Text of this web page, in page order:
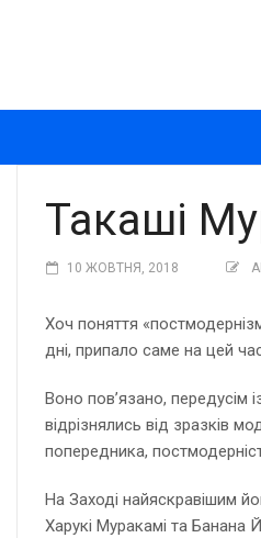
Такаші
10 ЖОВТНЯ, 2018
Хоч поняття
дні, припало саме на цей
Воно пов’язано, передусім
відрізнялись від зразків
попередника,
На Заході найяскравішим
Харукі Муракамі та Банана